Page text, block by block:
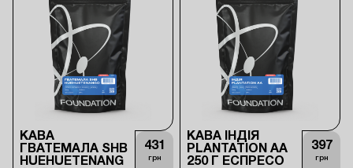
КАВА
ГВАТЕМАЛА SHB
HUEHUETENANG
431
грн
КАВА ІНДІЯ
PLANTATION AA
250 Г ЕСПРЕСО
397
грн